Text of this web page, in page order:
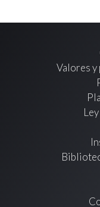
Valores